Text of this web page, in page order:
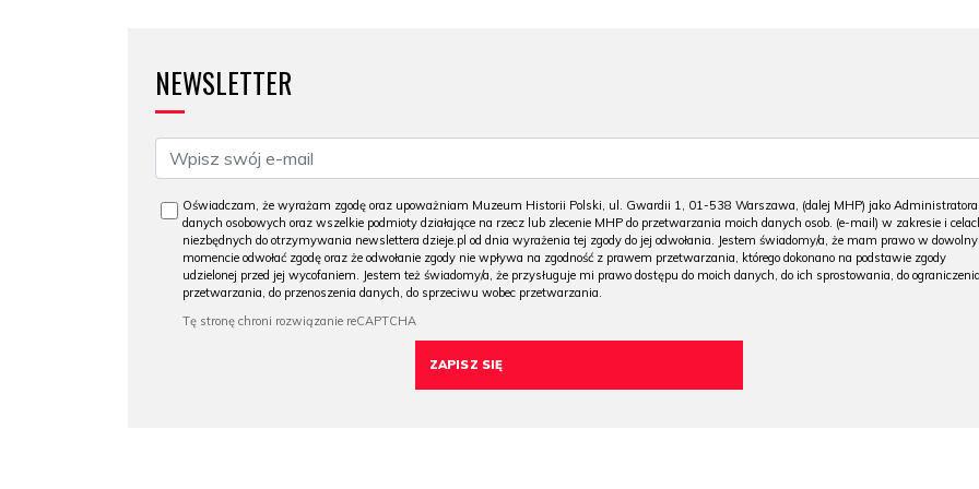
NEWSLETTER
Oświadczam, że wyrażam zgodę oraz upoważniam Muzeum Historii Polski, ul. Gwardii 1, 01-538 Warszawa, (dalej MHP) jako Administratora
danych osobowych oraz wszelkie podmioty działające na rzecz lub zlecenie MHP do przetwarzania moich danych osob. (e-mail) w zakresie i
niezbędnych do otrzymywania newslettera dzieje.pl od dnia wyrażenia tej zgody do jej odwołania. Jestem świadomy/a, że mam prawo w
momencie odwołać zgodę oraz że odwołanie zgody nie wpływa na zgodność z prawem przetwarzania, którego dokonano na podstawie zgody
udzielonej przed jej wycofaniem. Jestem też świadomy/a, że przysługuje mi prawo dostępu do moich danych, do ich sprostowania, do ograniczenia
przetwarzania, do przenoszenia danych, do sprzeciwu wobec przetwarzania.